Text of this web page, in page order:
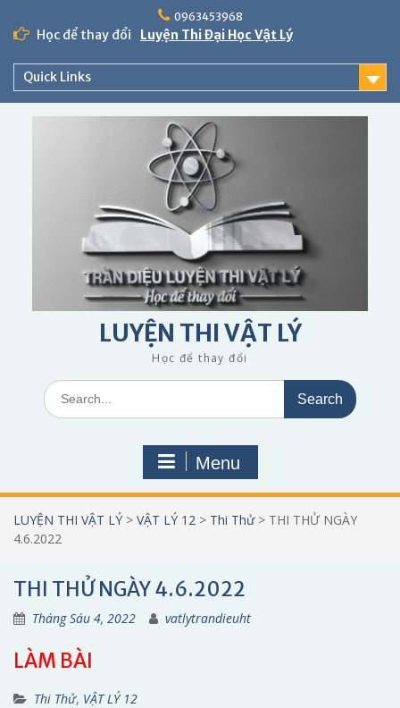
content
0963453968
Học để thay đổi Luyện Thi Đại Học Vật Lý
Quick Links
LUYỆN THI VẬT LÝ
Học để thay đổi
Search
for:
Menu
LUYỆN THI VẬT LÝ > VẬT LÝ 12 > Thi Thử> THI THỬ NGÀY
4.6.2022
THI THỬ NGÀY 4.6.2022
Tháng Sáu 4, 2022 vatlytrandieuht
LÀM BÀI
Thi Thử, VẬT LÝ 12